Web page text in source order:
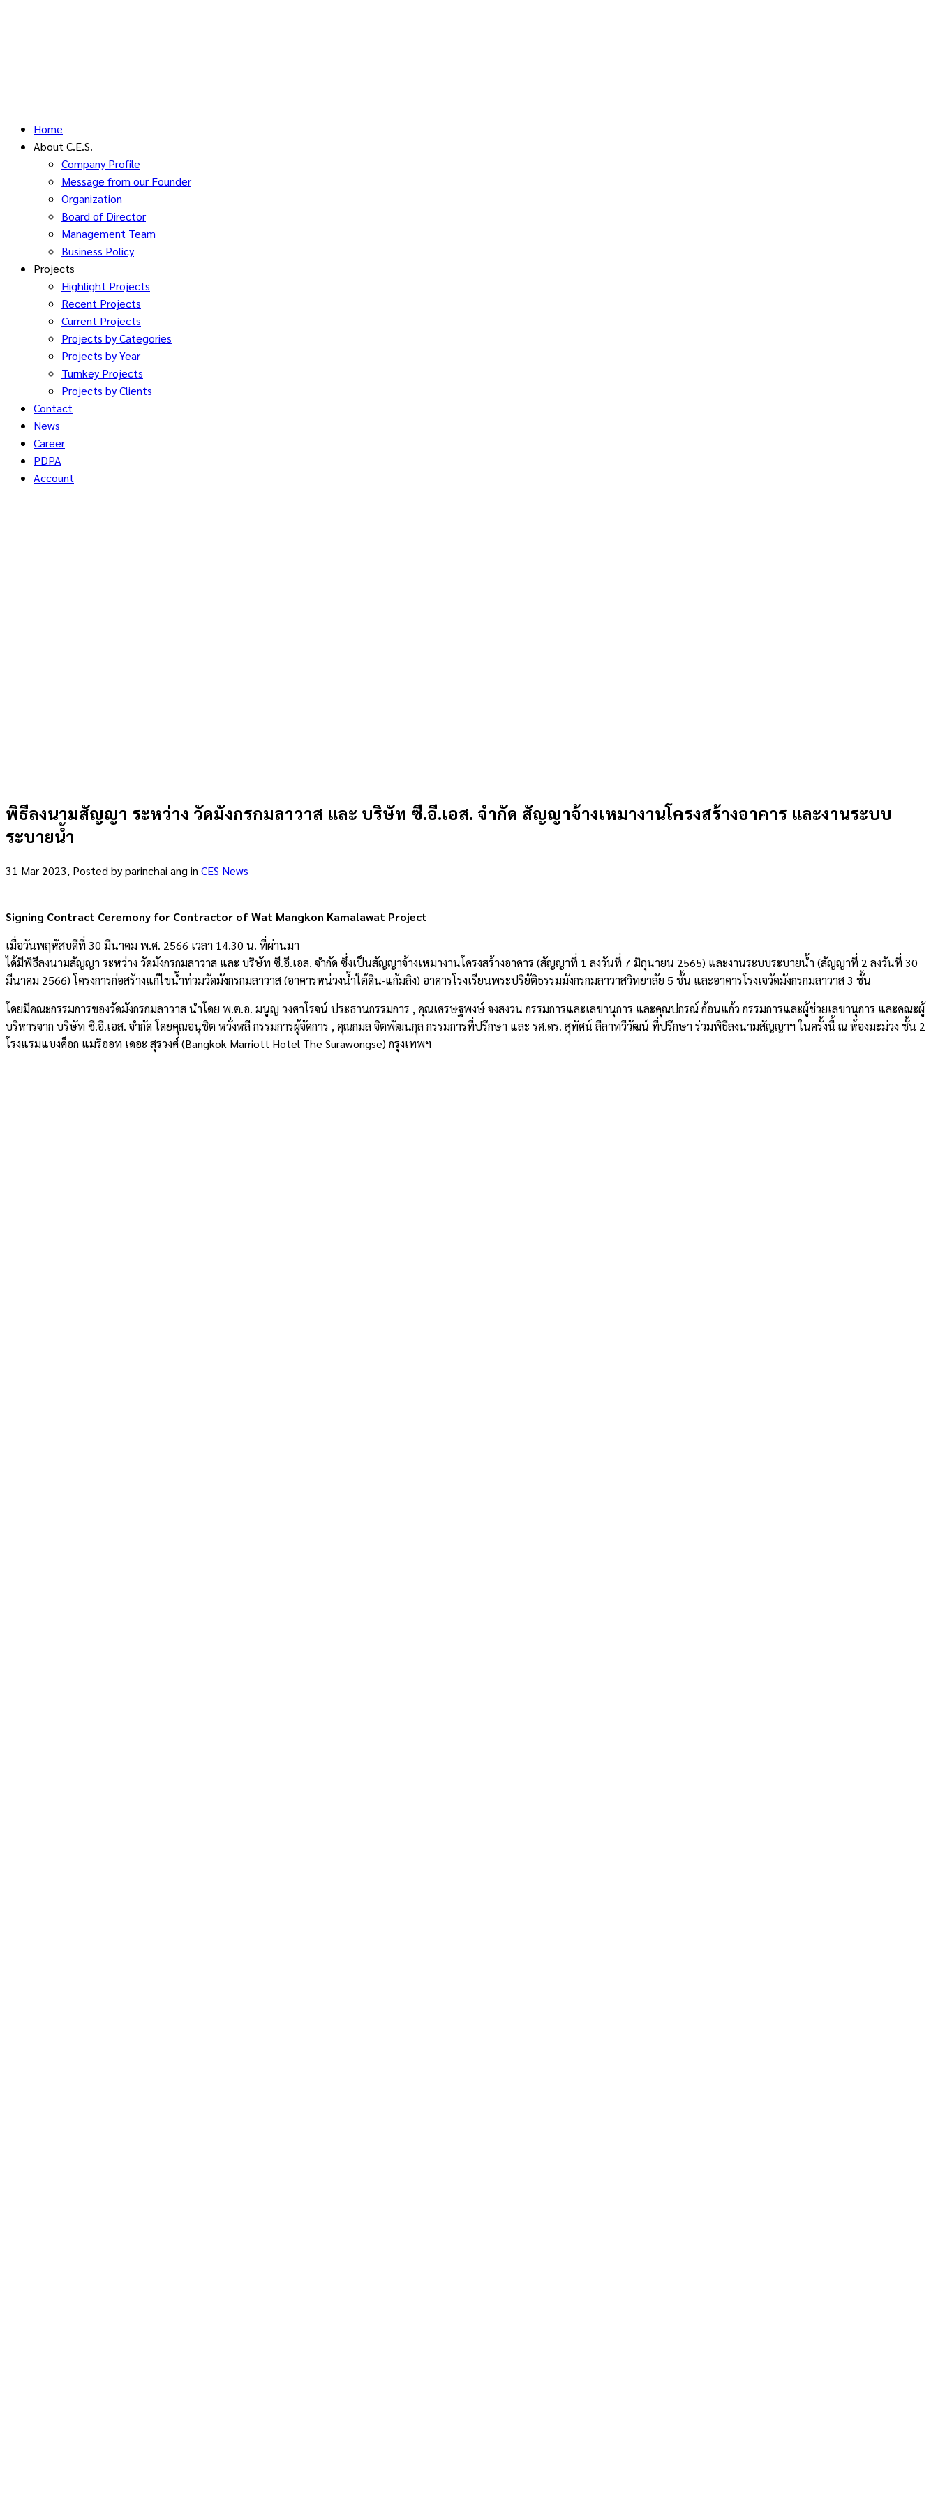
Home
About C.E.S.
Company Profile
Message from our Founder
Organization
Board of Director
Management Team
Business Policy
Projects
Highlight Projects
Recent Projects
Current Projects
Projects by Categories
Projects by Year
Turnkey Projects
Projects by Clients
Contact
News
Career
PDPA
Account
พิธีลงนามสัญญา ระหว่าง วัดมังกรกมลาวาส และ บริษัท ซี.อี.เอส. จำกัด สัญญาจ้างเหมางานโครงสร้างอาคาร และงานระบบ
ระบายน้ำ
31 Mar 2023, Posted byparinchai ang in CES News
Signing Contract Ceremony for Contractor of Wat Mangkon Kamalawat Project
เมื่อวันพฤหัสบดีที่ 30 มีนาคม พ.ศ. 2566 เวลา 14.30 น. ที่ผ่านมา
ได้มีพิธีลงนามสัญญา ระหว่าง วัดมังกรกมลาวาส และ บริษัท ซี.อี.เอส. จำกัด ซึ่งเป็นสัญญาจ้างเหมางานโครงสร้างอาคาร (สัญญาที่ 1 ลงวันที่ 7 มิถุนายน 2565) และงานระบบระบายน้ำ (สัญญาที่ 2 ลงวันที่ 30
มีนาคม 2566) โครงการก่อสร้างแก้ไขน้ำท่วมวัดมังกรกมลาวาส (อาคารหน่วงน้ำใต้ดิน-แก้มลิง) อาคารโรงเรียนพระปริยัติธรรมมังกรกมลาวาสวิทยาลัย 5 ชั้น และอาคารโรงเจวัดมังกรกมลาวาส 3 ชั้น
โดยมีคณะกรรมการของวัดมังกรกมลาวาส นำโดย พ.ต.อ. มนูญ วงศาโรจน์ ประธานกรรมการ , คุณเศรษฐพงษ์ จงสงวน กรรมการและเลขานุการ และคุณปกรณ์ ก้อนแก้ว กรรมการและผู้ช่วยเลขานุการ และคณะผู้
บริหารจาก บริษัท ซี.อี.เอส. จำกัด โดยคุณอนุชิต หวั่งหลี กรรมการผู้จัดการ , คุณกมล จิตพัฒนกุล กรรมการที่ปรึกษา และ รศ.ดร. สุทัศน์ ลีลาทวีวัฒน์ ที่ปรึกษา ร่วมพิธีลงนามสัญญาฯ ในครั้งนี้ ณ ห้องมะม่วง ชั้น 2
โรงแรมแบงค็อก แมริออท เดอะ สุรวงศ์ (Bangkok Marriott Hotel The Surawongse) กรุงเทพฯ